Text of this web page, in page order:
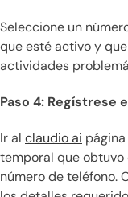
Seleccione un
que esté activo y
actividades
Paso 4: Regístrese
Ir al claudio ai
temporal que obtuvo
número de teléfono.